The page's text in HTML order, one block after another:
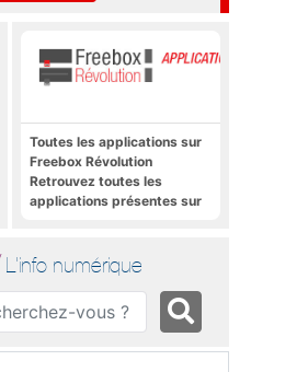
Toutes les applications sur
Freebox Révolution
Retrouvez toutes les
applications présentes sur
L'info numérique